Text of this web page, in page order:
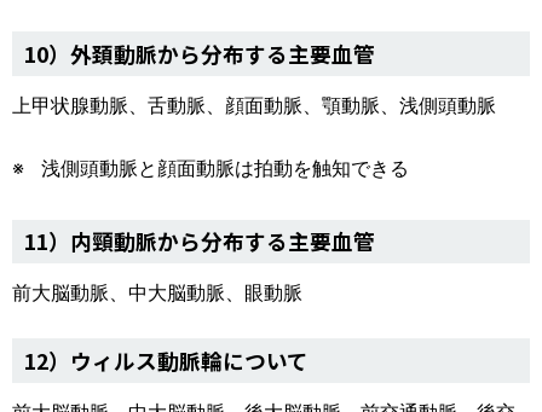
10）外頚動脈から分布する主要血管
上甲状腺動脈、舌動脈、顔面動脈、顎動脈、浅側頭動脈
浅側頭動脈と顔面動脈は拍動を触知できる
11）内頸動脈から分布する主要血管
前大脳動脈、中大脳動脈、眼動脈
12）ウィルス動脈輪について